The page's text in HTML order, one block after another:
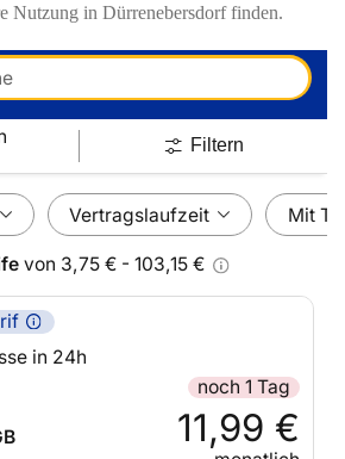
Nutzung in Dürrenebersdorf finden.